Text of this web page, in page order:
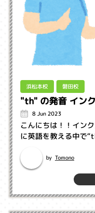
浜松本校 磐田校
"th" の発音 イン
8 Jun 2023
こんにちは！！イン
に英語を教える中で
by Tomono